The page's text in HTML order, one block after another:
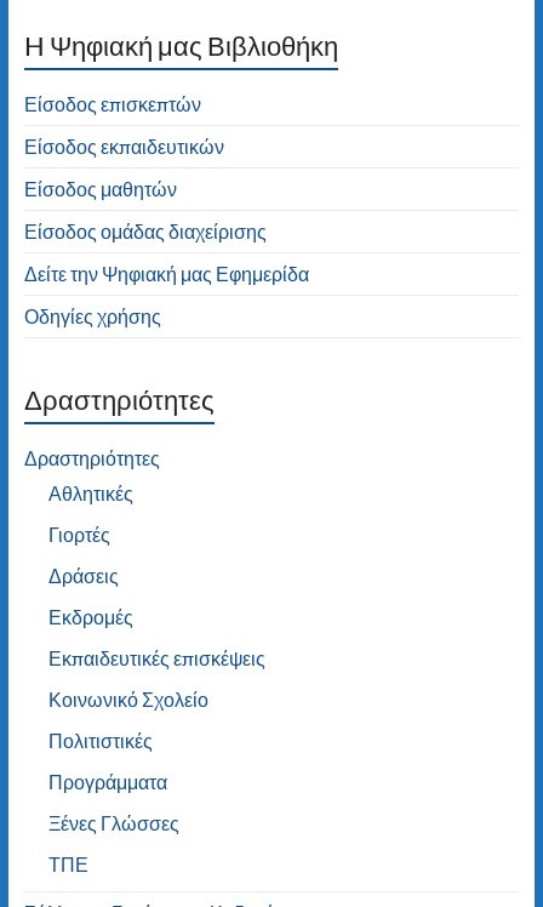
H Ψηφιακή μας Βιβλιοθήκη
Είσοδος επισκεπτών
Είσοδος εκπαιδευτικών
Είσοδος μαθητών
Είσοδος ομάδας διαχείρισης
Δείτε την Ψηφιακή μας Εφημερίδα
Οδηγίες χρήσης
Δραστηριότητες
Δραστηριότητες
Αθλητικές
Γιορτές
Δράσεις
Εκδρομές
Εκπαιδευτικές επισκέψεις
Κοινωνικό Σχολείο
Πολιτιστικές
Προγράμματα
Ξένες Γλώσσες
ΤΠΕ